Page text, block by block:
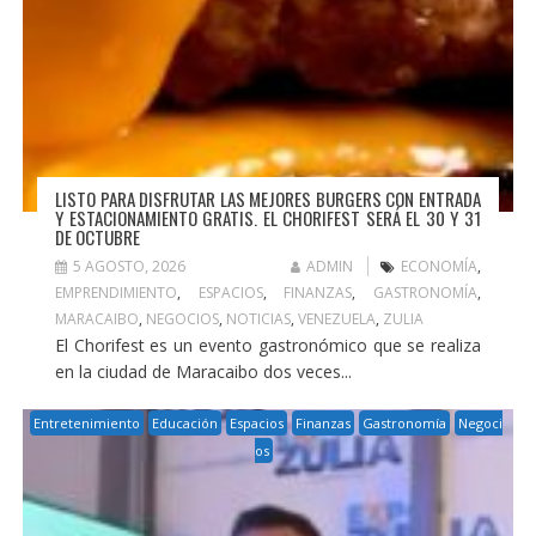
LISTO PARA DISFRUTAR LAS MEJORES BURGERS CON ENTRADA
Y ESTACIONAMIENTO GRATIS. EL CHORIFEST SERÁ EL 30 Y 31
DE OCTUBRE
5 AGOSTO, 2026 ADMIN ECONOMÍA,
EMPRENDIMIENTO, ESPACIOS, FINANZAS, GASTRONOMÍA,
MARACAIBO, NEGOCIOS, NOTICIAS, VENEZUELA, ZULIA
El Chorifest es un evento gastronómico que se realiza
en la ciudad de Maracaibo dos veces...
Entretenimiento Educación Espacios Finanzas Gastronomía
Negoci
os